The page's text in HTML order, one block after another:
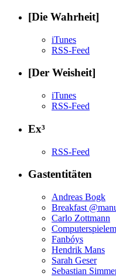
[Die Wahrheit]
iTunes
RSS-Feed
[Der Weisheit]
iTunes
RSS-Feed
Ex³
RSS-Feed
Gastentitäten
Andreas Bogk
Breakfast
Carlo Zottmann
Fanbóys
Hendrik Mans
Sarah Geser
Sebastian